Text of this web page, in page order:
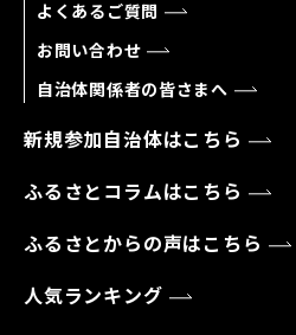
よくあるご質問
お問い合わせ
自治体関係者の皆さまへ
新規参加自治体はこちら
ふるさとコラムはこちら
ふるさとからの声はこちら
人気ランキング